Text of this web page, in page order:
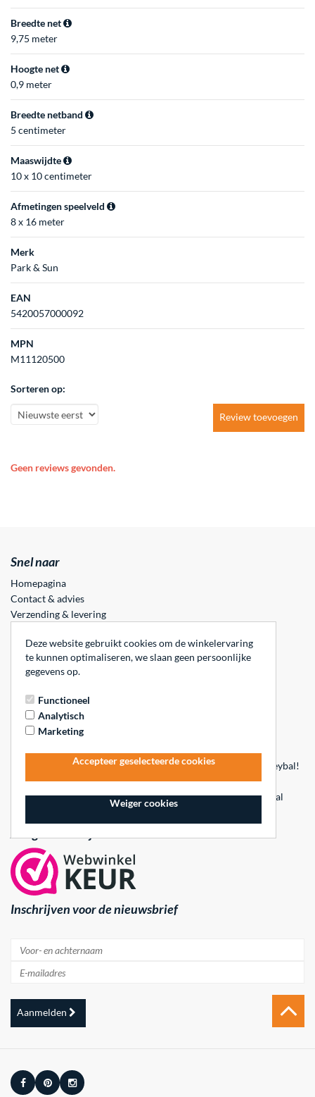
Breedte net
9,75 meter
Hoogte net
0,9 meter
Breedte netband
5 centimeter
Maaswijdte
10 x 10 centimeter
Afmetingen speelveld
8 x 16 meter
Merk
Park & Sun
EAN
5420057000092
MPN
M11120500
Sorteren op:
Review toevoegen
Geen reviews gevonden.
Snel naar
Homepagina
Contact & advies
Verzending & levering
Garantie & reparatie
Klachten & geschillen
Privacy Policy & Cookies
Algemene voorwaarden
Mijn account
Beachvolleybalwinkel is dé shop op het gebied van beachvolleybal!
Op beachvolleybalwinkel.nl vind je beachvolleyballen,
beachvolleynetten, beachsokken en vele andere beachvolleybal
Inschrijven voor de nieuwsbrief
Aanmelden
Deze website gebruikt cookies om de winkelervaring
te kunnen optimaliseren, we slaan geen persoonlijke
gegevens op.
Functioneel
Analytisch
Marketing
Accepteer geselecteerde cookies
Weiger cookies